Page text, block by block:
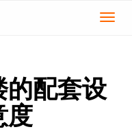
切
的配套设
度